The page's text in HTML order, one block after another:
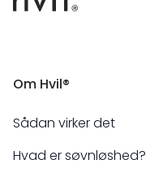
Om Hvil®
Sådan virker det
Hvad er søvnløshed?